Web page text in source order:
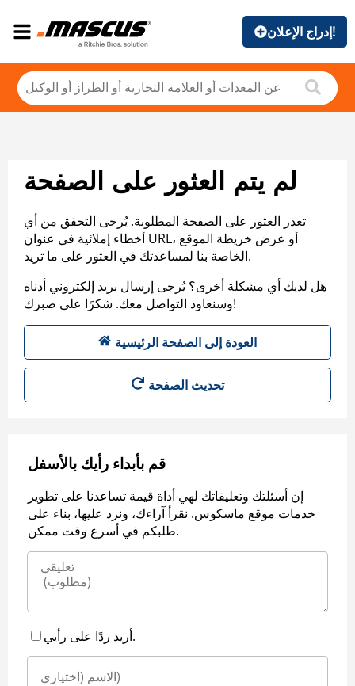
إدراج الإعلان!
لم يتم العثور على الصفحة
تعذر العثور على الصفحة المطلوبة. يُرجى التحقق من أي
أخطاء إملائية في عنوان URL، أو عرض خريطة الموقع
الخاصة بنا لمساعدتك في العثور على ما تريد.
هل لديك أي مشكلة أخرى؟ يُرجى إرسال بريد إلكتروني أدناه
وسنعاود التواصل معك. شكرًا على صبرك!
العودة إلى الصفحة الرئيسية
تحديث الصفحة
قم بأبداء رأيك بالأسفل
إن أسئلتك وتعليقاتك لهي أداة قيمة تساعدنا على تطوير
خدمات موقع ماسكوس. نقرأ آراءك، ونرد عليها، بناء على
طلبكم في أسرع وقت ممكن.
أريد ردًا على رأيي.